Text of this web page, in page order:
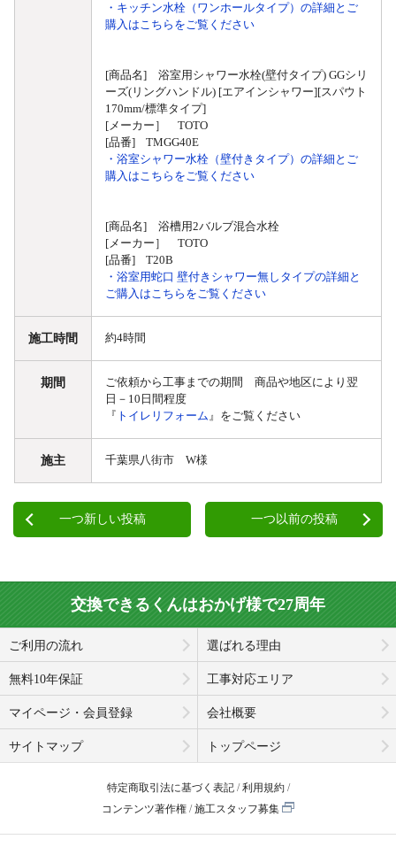
・キッチン水栓（ワンホールタイプ）の詳細とご
購入はこちらをご覧ください
[商品名] 浴室用シャワー水栓(壁付タイプ) GGシリ
ーズ(リングハンドル) [エアインシャワー][スパウト
170mm/標準タイプ]
[メーカー］ TOTO
[品番] TMGG40E
・浴室シャワー水栓（壁付きタイプ）の詳細とご
購入はこちらをご覧ください
[商品名] 浴槽用2バルブ混合水栓
[メーカー］ TOTO
[品番] T20B
・浴室用蛇口 壁付きシャワー無しタイプの詳細と
ご購入はこちらをご覧ください
施工時間 約4時間
期間
ご依頼から工事までの期間 商品や地区により翌
日－10日間程度
『 トイレリフォーム 』をご覧ください
施主 千葉県八街市 W様
一つ新しい投稿 一つ以前の投稿
交換できるくんはおかげ様で27周年
ご利用の流れ 選ばれる理由
無料10年保証 工事対応エリア
マイページ・会員登録 会社概要
サイトマップ トップページ
特定商取引法に基づく表記
利用規約
コンテンツ著作権
施工スタッフ募集